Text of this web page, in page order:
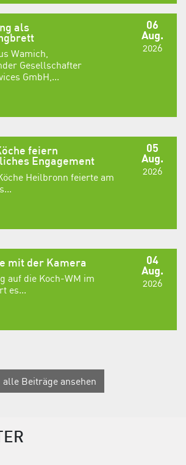
06
Aug.
2026
als
Wamich,
Gesellschafter
GmbH,...
05
Aug.
2026
feiern
Engagement
Heilbronn feierte am
04
Aug.
2026
mit der Kamera
auf die Koch-WM im
es...
alle Beiträge ansehen